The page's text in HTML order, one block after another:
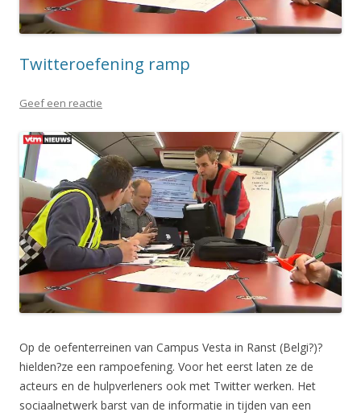
Twitteroefening ramp
Geef een reactie
Op de oefenterreinen van Campus Vesta in Ranst (Belgi?)?
hielden?ze een rampoefening. Voor het eerst laten ze de
acteurs en de hulpverleners ook met Twitter werken. Het
sociaalnetwerk barst van de informatie in tijden van een